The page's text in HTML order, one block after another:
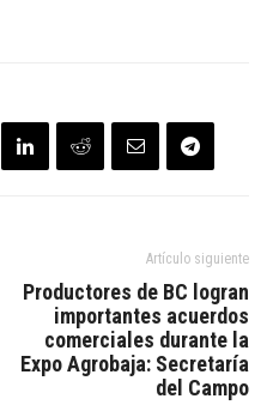
Artículo siguiente
Productores de BC logran
importantes acuerdos
comerciales durante la
Expo Agrobaja: Secretaría
del Campo